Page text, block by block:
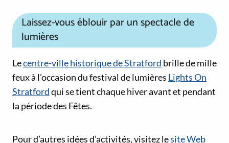
Laissez-vous éblouir par un spectacle de
lumières
Lecentre-ville historique de Stratford brille de mille
feux à l’occasion du festival de lumières Lights On
Stratfordqui se tient chaque hiver avant et pendant
la période des Fêtes.
Liens vers les médias sociaux
Pour d’autres idées d’activités, visitez lesite Web